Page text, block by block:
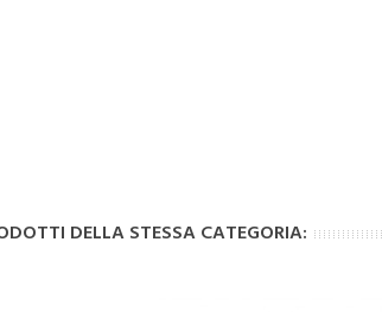
DELLA STESSA CATEGORIA: